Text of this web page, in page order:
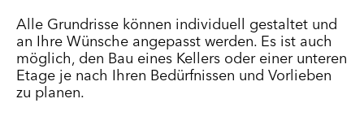
Alle Grundrisse können individuell gestaltet und
an Ihre Wünsche angepasst werden. Es ist auch
möglich, den Bau eines Kellers oder einer unteren
Etage je nach Ihren Bedürfnissen und Vorlieben
zu planen.